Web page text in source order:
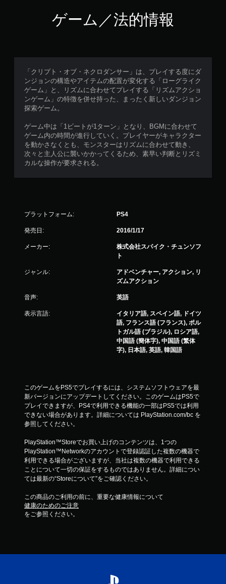
ゲーム／法的情報
「クリプト・オブ・ネクロダンサー」は、プレイする度にダ
ンジョンの構造やアイテムの配置が変化する「ローグライク
ゲーム」と、リズムに合わせてプレイする「リズムアクショ
ンゲーム」の特徴を併せ持った、まったく新しいダンジョン
探索ゲーム。
ゲーム中は「1ビートが1ターン」となり、BGMに合わせて
ゲーム内の時間が進行していく。プレイヤーがキャラクター
を動かさなくとも、モンスターはリズムに合わせて動き、
次々と主人公に襲いかかってくるため、素早い判断とリズミ
カルな操作が要求される。
プラットフォーム: PS4
発売日: 2016/1/17
メーカー:
株式会社スパイク・チュンソフ
ト
ジャンル:
アドベンチャー, アクション, リ
ズムアクション
音声: 英語
表示言語:
イタリア語, スペイン語, ドイツ
語, フランス語 (フランス), ポル
トガル語 (ブラジル), ロシア語,
中国語 (簡体字), 中国語 (繁体
字), 日本語, 英語, 韓国語
このゲームをPS5でプレイするには、システムソフトウェアを最
新バージョンにアップデートしてください。このゲームはPS5で
プレイできますが、PS4で利用できる機能の一部はPS5では利用
できない場合があります。詳細については PlayStation.com/bc を
参照してください。
PlayStation™Storeでお買い上げのコンテンツは、1つの
PlayStation™Networkのアカウントで登録認証した複数の機器で
利用できる場合がございますが、当社は複数の機器で利用できる
ことについて一切の保証をするものではありません。詳細につい
ては最新の“Storeについて”をご確認ください。
この商品のご利用の前に、重要な健康情報について
健康のためのご注意
をご参照ください。